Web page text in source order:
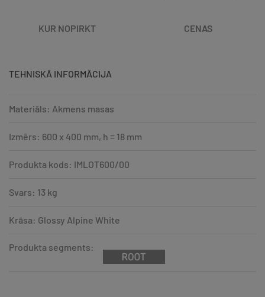
KUR NOPIRKT CENAS
TEHNISKĀ INFORMĀCIJA
Materiāls: Akmens masas
Izmērs: 600 x 400 mm, h = 18 mm
Produkta kods: IMLOT600/00
Svars: 13 kg
Krāsa: Glossy Alpine White
Produkta segments: